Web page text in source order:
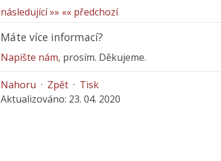
následující »» «« předchozí
Máte více informací?
Napište nám, prosím. Děkujeme.
Nahoru · Zpět · Tisk
Aktualizováno: 23. 04. 2020